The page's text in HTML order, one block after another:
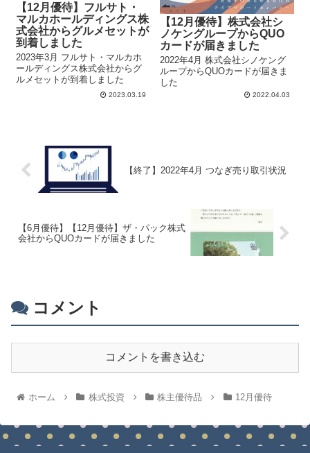
【12月優待】フルサト・
マルカホールディングス株
式会社からグルメセットが
到着しました
2023年3月 フルサト・マルカホ
ールディングス株式会社からグ
ルメセットが到着しました
2023.03.19
【12月優待】株式会社シ
ノケングループからQUO
カードが届きました
2022年4月 株式会社シノケング
ループからQUOカードが届きま
した
2022.04.03
【終了】2022年4月 つなぎ売り取引状況
【6月優待】【12月優待】ザ・パック株式
会社からQUOカードが届きました
コメント
コメントを書き込む
ホーム 株式投資 株主優待品 12月優待